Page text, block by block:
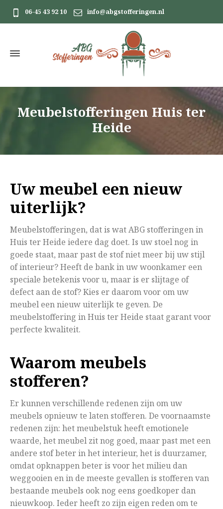
06-45 43 92 10 info@abgstofferingen.nl
Meubelstofferingen Huis ter
Heide
Uw meubel een nieuw
uiterlijk?
Meubelstofferingen, dat is wat ABG stofferingen in
Huis ter Heide iedere dag doet. Is uw stoel nog in
goede staat, maar past de stof niet meer bij uw stijl
of interieur? Heeft de bank in uw woonkamer een
speciale betekenis voor u, maar is er slijtage of
defect aan de stof? Kies er daarom voor om uw
meubel een nieuw uiterlijk te geven. De
meubelstoffering in Huis ter Heide staat garant voor
perfecte kwaliteit.
Waarom meubels
stofferen?
Er kunnen verschillende redenen zijn om uw
meubels opnieuw te laten stofferen. De voornaamste
redenen zijn: het meubelstuk heeft emotionele
waarde, het meubel zit nog goed, maar past met een
andere stof beter in het interieur, het is duurzamer,
omdat opknappen beter is voor het milieu dan
weggooien en in de meeste gevallen is stofferen van
bestaande meubels ook nog eens goedkoper dan
nieuwkoop. Ieder heeft zo zijn eigen reden om te